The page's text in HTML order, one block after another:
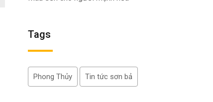
Tags
Phong Thủy Tin tức sơn bả